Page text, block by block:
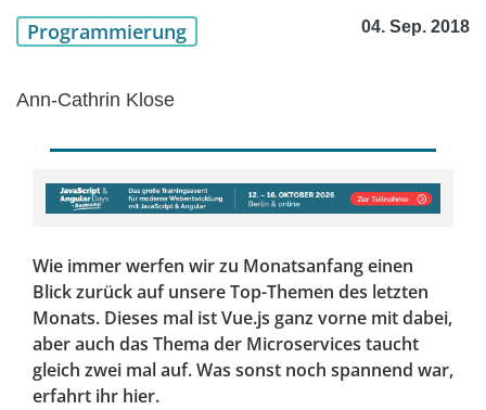
Programmierung 04. Sep. 2018
Ann-Cathrin Klose
Wie immer werfen wir zu Monatsanfang einen
Blick zurück auf unsere Top-Themen des letzten
Monats. Dieses mal ist Vue.js ganz vorne mit dabei,
aber auch das Thema der Microservices taucht
gleich zwei mal auf. Was sonst noch spannend war,
erfahrt ihr hier.